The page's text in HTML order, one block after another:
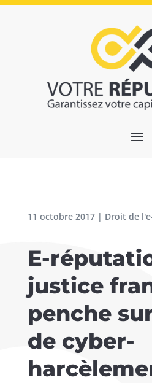
11 octobre 2017| Droit de
E-
justice
penche
de cyber-